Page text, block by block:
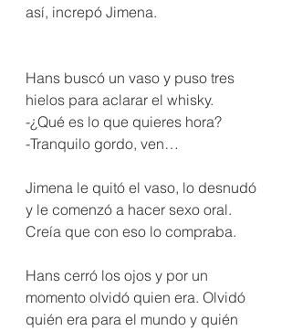
así, increpó Jimena.
Hans buscó un vaso y puso tres
hielos para aclarar el whisky.
-¿Qué es lo que quieres hora?
-Tranquilo gordo, ven…
Jimena le quitó el vaso, lo desnudó
y le comenzó a hacer sexo oral.
Creía que con eso lo compraba.
Hans cerró los ojos y por un
momento olvidó quien era. Olvidó
quién era para el mundo y quién